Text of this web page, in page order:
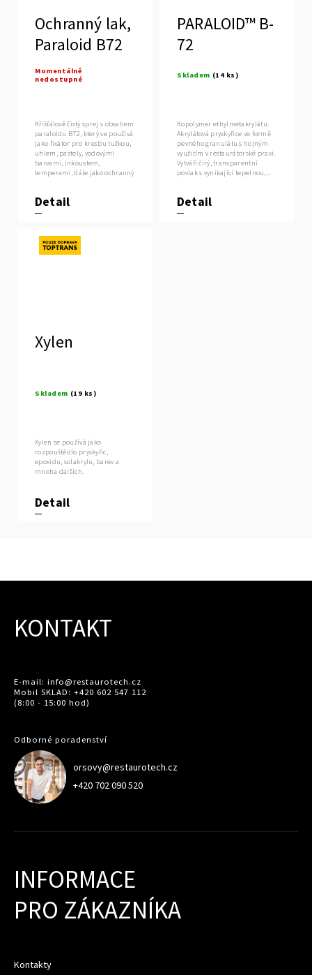
Ochranný lak,
Paraloid B72
Momentálně
nedostupné
Detail
Křišťálově čistý sprej s obsahem
paraloidu B72, který se používá
jako fixátor pro kresbu tužkou,
uhlem, pastely, vodovými
barvami, inkoustem,
temperami, dále jako ochranný
PARALOID™ B-
72
Skladem (14 ks)
Detail
Kopolymer ethylmetakrylátu.
Akrylátová pryskyřice ve formě
pevného granulátu s hojným
využitím v restaurátorské praxi.
Vytváří čirý, transparentní
povlak s vynikající tepelnou,...
Novinka
Xylen
Skladem (19 ks)
Detail
Xylen se používá jako
rozpouštědlo pryskyřic,
epoxidu, solakrylu, barev a
mnoha dalších.
KONTAKT
E-mail: info@restaurotech.cz
Mobil SKLAD: +420 602 547 112
(8:00 - 15:00 hod)
Odborné poradenství
orsovy@restaurotech.cz
+420 702 090 520
INFORMACE
PRO ZÁKAZNÍKA
Kontakty